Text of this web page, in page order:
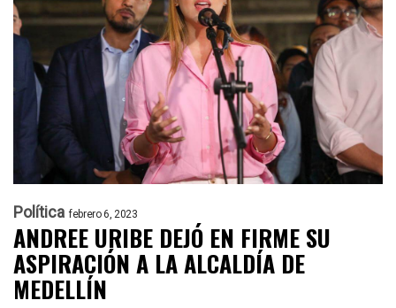
Política febrero 6, 2023
ANDREE URIBE DEJÓ EN FIRME SU
ASPIRACIÓN A LA ALCALDÍA DE
MEDELLÍN